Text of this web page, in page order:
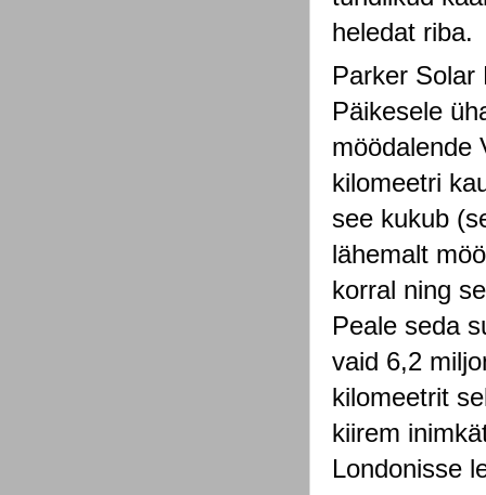
heledat riba.
Parker Solar
Päikesele
möödalende
kilomeetri
see kukub
lähemalt
korral ning
Peale seda
vaid 6,2
kilomeetrit
kiirem
Londonisse